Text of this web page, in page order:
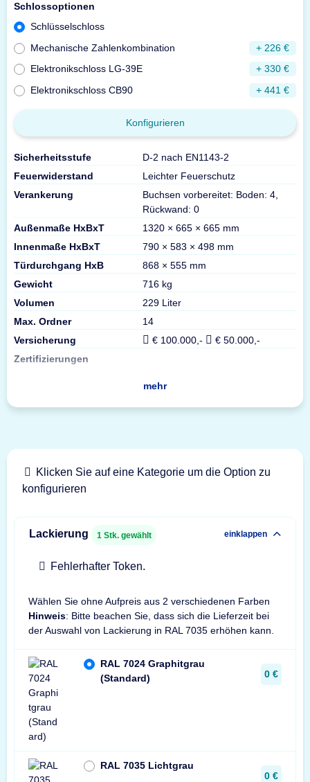
Schlossoptionen
Schlüsselschloss
Mechanische Zahlenkombination
+ 226 €
Elektronikschloss LG-39E
+ 330 €
Elektronikschloss CB90
+ 441 €
Konfigurieren
Sicherheitsstufe
D-2 nach EN1143-2
Feuerwiderstand
Leichter Feuerschutz
Verankerung
Buchsen vorbereitet: Boden: 4,
Rückwand: 0
Außenmaße HxBxT
1320 × 665 × 665 mm
Innenmaße HxBxT
790 × 583 × 498 mm
Türdurchgang HxB
868 × 555 mm
Gewicht
716 kg
Volumen
229 Liter
Max. Ordner
14
Versicherung
€ 100.000,-
€ 50.000,-
Zertifizierungen
mehr
Klicken Sie auf eine Kategorie um die Option zu
konfigurieren
Lackierung 1 Stk. gewählt einklappen
Fehlerhafter Token.
Wählen Sie ohne Aufpreis aus 2 verschiedenen Farben
Hinweis: Bitte beachen Sie, dass sich die Lieferzeit bei
der Auswahl von Lackierung in RAL 7035 erhöhen kann.
RAL 7024 Graphitgrau
(Standard)
0 €
RAL 7035 Lichtgrau
0 €